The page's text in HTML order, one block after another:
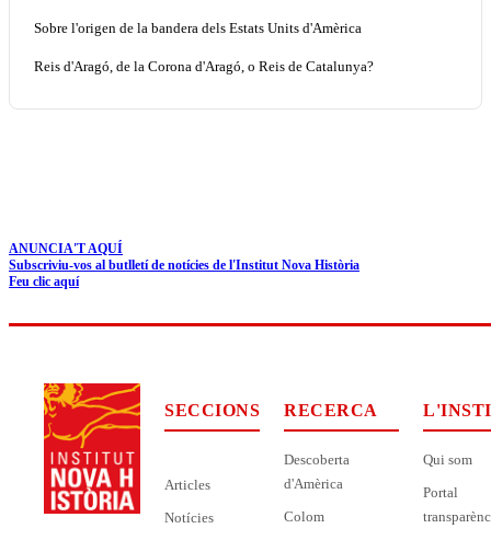
Sobre l'origen de la bandera dels Estats Units d'Amèrica
Reis d'Aragó, de la Corona d'Aragó, o Reis de Catalunya?
ANUNCIA'T AQUÍ
Subscriviu-vos al butlletí de notícies de l'Institut Nova Història
Feu clic aquí
SECCIONS
Articles
Notícies
RECERCA
Descoberta
d'Amèrica
Colom
Qui som
Portal